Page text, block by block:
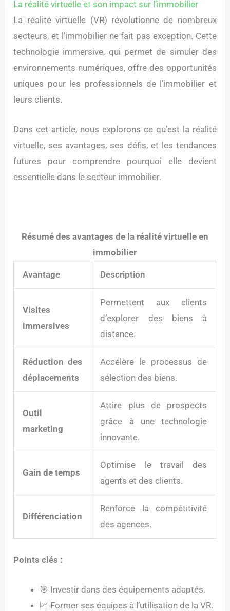
La réalité virtuelle et son impact sur l’immobilier
La réalité virtuelle (VR) révolutionne de nombreux
secteurs, et l’immobilier ne fait pas exception. Cette
technologie immersive, qui permet de simuler des
environnements numériques, offre des opportunités
uniques pour les professionnels de l’immobilier et
leurs clients.
Dans cet article, nous explorons ce qu’est la réalité
virtuelle, ses avantages, ses défis, et les tendances
futures pour comprendre pourquoi elle devient
essentielle dans le secteur immobilier.
Résumé des avantages de la réalité virtuelle en
immobilier
Avantage Description
Visites
immersives
Permettent aux clients
d’explorer des biens à
distance.
Réduction des
déplacements
Accélère le processus de
sélection des biens.
Outil
marketing
Attire plus de prospects
grâce à une technologie
innovante.
Gain de temps
Optimise le travail des
agents et des clients.
Différenciation
Renforce la compétitivité
des agences.
Points clés :
🎯 Investir dans des équipements adaptés.
📈 Former ses équipes à l’utilisation de la VR.